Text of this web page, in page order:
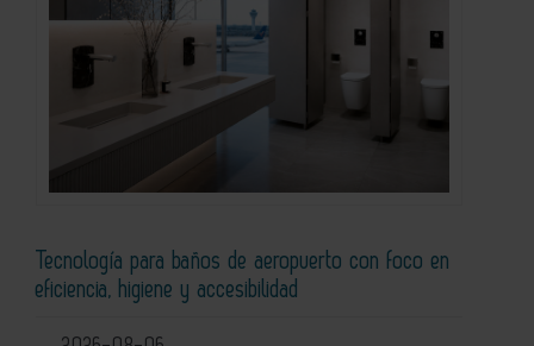
Tecnología para baños de aeropuerto con foco en
eficiencia, higiene y accesibilidad